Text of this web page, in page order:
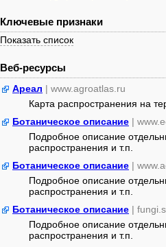
Ключевые признаки
Показать список
Веб-ресурсы
Ареал | www.agroatlas.ru
Карта распространения на
Ботаническое описание |
Подробное описание
распространения и т.п.
Ботаническое описание |
Подробное описание
распространения и т.п.
Ботаническое описание |
Подробное описание
распространения и т.п.